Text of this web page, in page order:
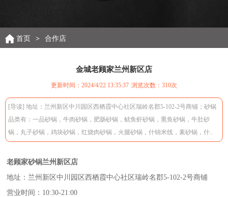
首页 > 合作店
金城老顾家兰州新区店
更新时间：2024/4/22 13:35:37 浏览次数： 310次
[导读] 地址：兰州新区中川园区西栖霞中心社区瑞岭名郡5-102-2号商铺；砂锅
品类有：一品砂锅，牛肉砂锅，肥肠砂锅，鱿鱼虾砂锅，熏鱼砂锅，牛肚砂
锅，丸子砂锅，鸡块砂锅，红烧肉砂锅，火腿砂锅，什锦米线，素砂锅，什..
老顾家砂锅兰州新区店
地址：兰州新区中川园区西栖霞中心社区瑞岭名郡5-102-2号商铺
营业时间：10:30-21:00